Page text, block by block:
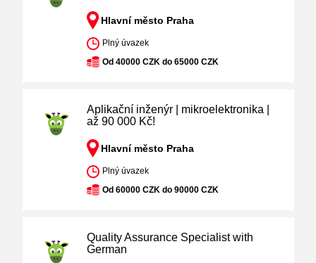
Hlavní město Praha
Plný úvazek
Od 40000 CZK do 65000 CZK
Aplikační inženýr | mikroelektronika |
až 90 000 Kč!
Hlavní město Praha
Plný úvazek
Od 60000 CZK do 90000 CZK
Quality Assurance Specialist with
German